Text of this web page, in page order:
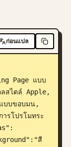
ก่อนแปล
Page แบบ
สไตล์ Apple,
บบขอบมน,
รโปรโมทระ
สี